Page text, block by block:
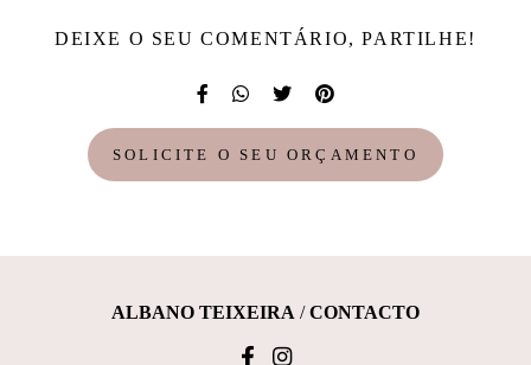
DEIXE O SEU COMENTÁRIO, PARTILHE!
SOLICITE O SEU ORÇAMENTO
ALBANO TEIXEIRA /CONTACTO